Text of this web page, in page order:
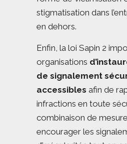
stigmatisation dans
en dehors.
Enfin, la loi Sapin 2
organisations
de signalement
accessibles afin de
infractions en toute
combinaison de
encourager les